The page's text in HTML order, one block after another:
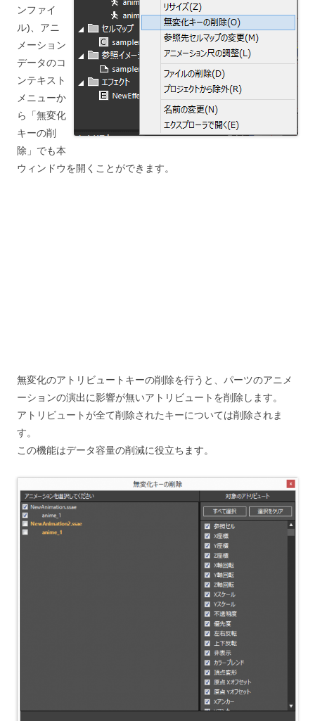
ンファイ
ル)、アニ
メーション
データのコ
ンテキスト
メニューか
ら「無変化
キーの削
除」でも本
ウィンドウを開くことができます。
無変化のアトリビュートキーの削除を行うと、パーツのアニメ
ーションの演出に影響が無いアトリビュートを削除します。
アトリビュートが全て削除されたキーについては削除されま
す。
この機能はデータ容量の削減に役立ちます。